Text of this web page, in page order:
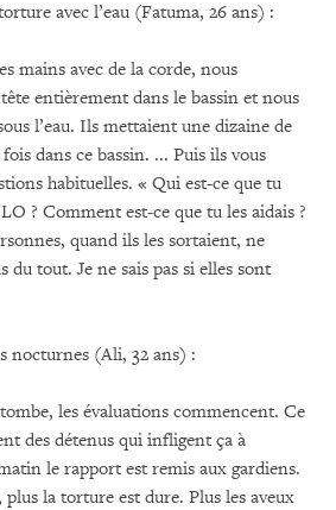
avec l’eau (Fatuma, 26 ans) :
mains avec de la corde, nous
entièrement dans le bassin et nous
l’eau. Ils mettaient une dizaine de
dans ce bassin. ... Puis ils vous
habituelles. « Qui est-ce que tu
? Comment est-ce que tu les aidais ?
quand ils les sortaient, ne
du tout. Je ne sais pas si elles sont
nocturnes (Ali, 32 ans) :
les évaluations commencent. Ce
des détenus qui infligent ça à
le rapport est remis aux gardiens.
plus la torture est dure. Plus les aveux